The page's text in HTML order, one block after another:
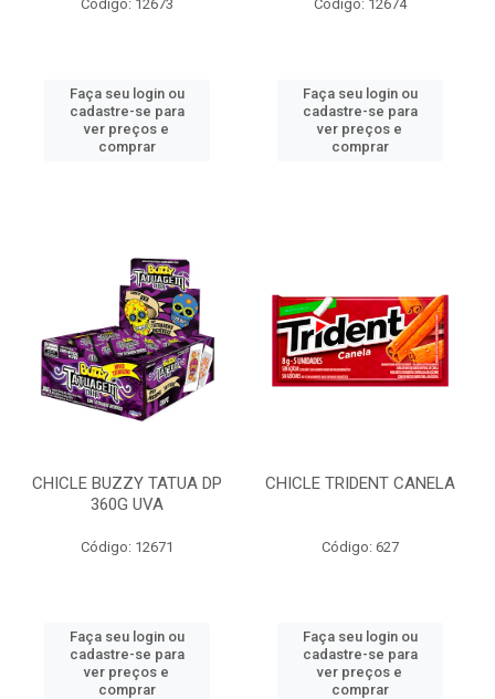
Código: 12673
Faça seu login ou
cadastre-se para
ver preços e
comprar
Código: 12674
Faça seu login ou
cadastre-se para
ver preços e
comprar
CHICLE BUZZY TATUA DP
360G UVA
Código: 12671
Faça seu login ou
cadastre-se para
ver preços e
comprar
CHICLE TRIDENT CANELA
Código: 627
Faça seu login ou
cadastre-se para
ver preços e
comprar